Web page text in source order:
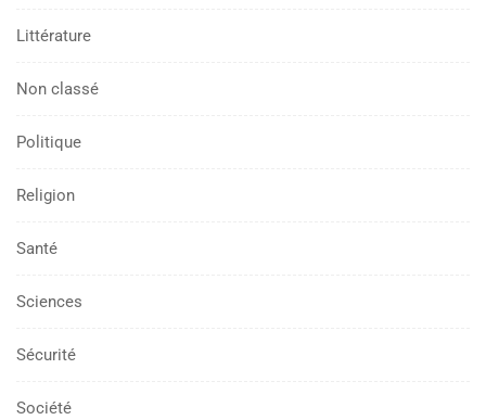
Littérature
Non classé
Politique
Religion
Santé
Sciences
Sécurité
Société